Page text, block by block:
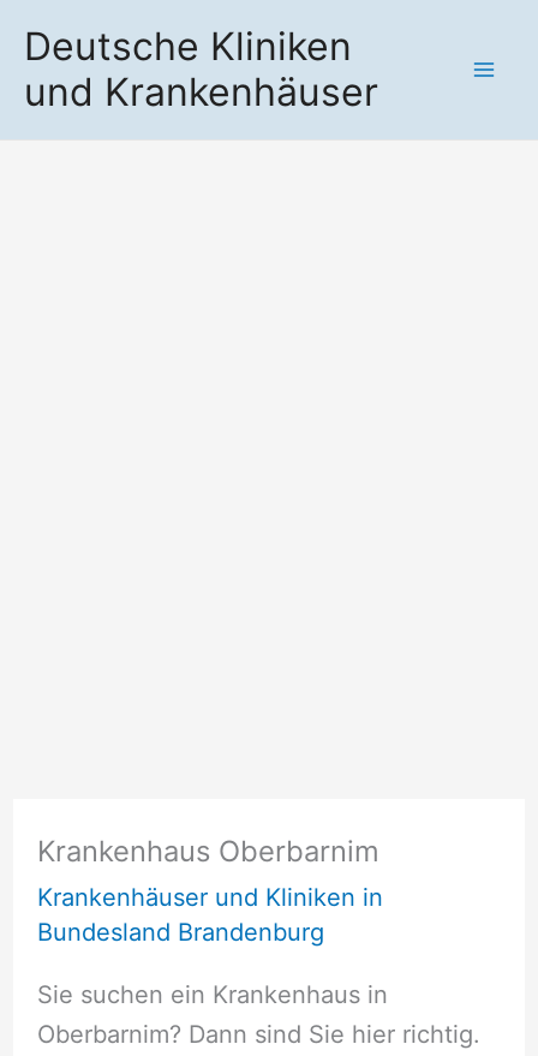
Inhalt
springen
Deutsche Kliniken
und Krankenhäuser
Krankenhaus Oberbarnim
Krankenhäuser und Kliniken in
Bundesland Brandenburg
Sie suchen ein Krankenhaus in
Oberbarnim? Dann sind Sie hier richtig.